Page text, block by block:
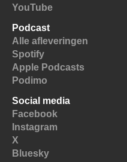
YouTube
Podcast
Alle afleveringen
Spotify
Apple Podcasts
Podimo
Social media
Facebook
Instagram
X
Bluesky